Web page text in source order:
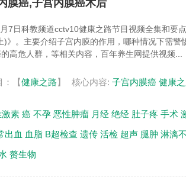
膜癌,子宫内膜癌术后
7日科教频道cctv10健康之路节目视频全集和要
)》。主要介绍子宫内膜的作用，哪种情况下需警
高危人群，等相关内容，百年养生网提供视频...
：【健康之路】 核心内容: 子宫内膜癌 健康
激素 癌 不孕 恶性肿瘤 月经 绝经 肚子疼 手术
出血 血脂 B超检查 遗传 活检 超声 腿肿 淋漓
赘生物